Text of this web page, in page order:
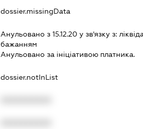
dossier.missingData
Анульовано з 15.12.20 у зв'язку з:
бажанням
Анульовано за iнiцiативою платника.
dossier.notInList